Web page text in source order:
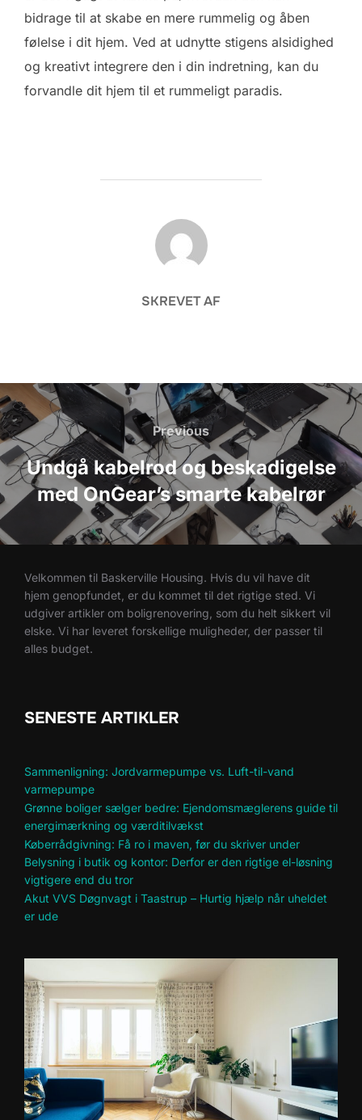
bidrage til at skabe en mere rummelig og åben
følelse i dit hjem. Ved at udnytte stigens alsidighed
og kreativt integrere den i din indretning, kan du
forvandle dit hjem til et rummeligt paradis.
FORFATTER
SKREVET AF
Indlægsnavigation
Previous
Previous
Undgå kabelrod og beskadigelse
med OnGear’s smarte kabelrør
Velkommen til Baskerville Housing. Hvis du vil have dit
hjem genopfundet, er du kommet til det rigtige sted. Vi
udgiver artikler om boligrenovering, som du helt sikkert vil
elske. Vi har leveret forskellige muligheder, der passer til
alles budget.
SENESTE ARTIKLER
Sammenligning: Jordvarmepumpe vs. Luft-til-vand
varmepumpe
Grønne boliger sælger bedre: Ejendomsmæglerens guide til
energimærkning og værditilvækst
Køberrådgivning: Få ro i maven, før du skriver under
Belysning i butik og kontor: Derfor er den rigtige el-løsning
vigtigere end du tror
Akut VVS Døgnvagt i Taastrup – Hurtig hjælp når uheldet
er ude